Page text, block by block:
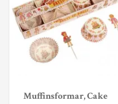
Muffinsformar, Cake